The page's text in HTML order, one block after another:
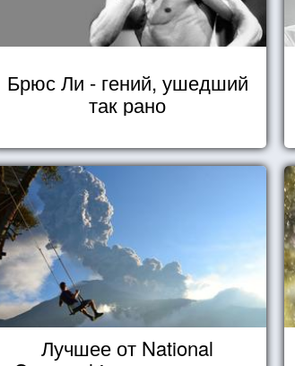
Брюс Ли - гений, ушедший
так рано
Лучшее от National